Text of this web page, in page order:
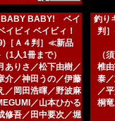
BABY BABY! ベイ
イビィ ベイビィ！
［Ａ４判］≪新品
1人1冊まで）
ありさ／松下由樹／
介／神田うの／伊藤
／岡田浩暉／野波麻
／山本ひかる
修吾／田中要次／堀
釣り
判
（
椎
泰
／
桐